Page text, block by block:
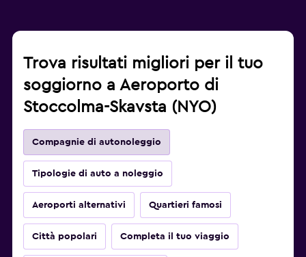
Trova risultati migliori per il tuo
soggiorno a Aeroporto di
Stoccolma-Skavsta (NYO)
Compagnie di autonoleggio
Tipologie di auto a noleggio
Aeroporti alternativi Quartieri famosi
Città popolari Completa il tuo viaggio